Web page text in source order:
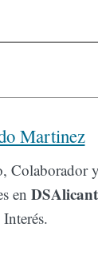
Martinez
Colaborador
en